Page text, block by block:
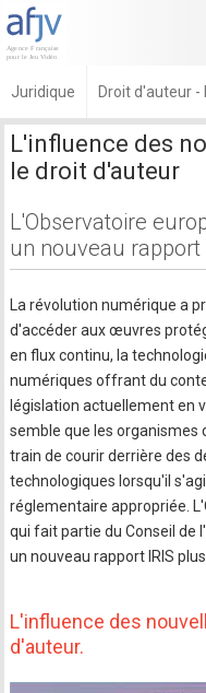
Juridique Droit d'auteur -
L'influence des
le droit d'auteur
L'Observatoire
un nouveau rapport
La révolution numérique a
d'accéder aux œuvres
en flux continu, la
numériques offrant du
législation actuellement en
semble que les
train de courir derrière des
technologiques lorsqu'il
réglementaire appropriée.
qui fait partie du Conseil de
un nouveau rapport IRIS plus
L'influence des
d'auteur.